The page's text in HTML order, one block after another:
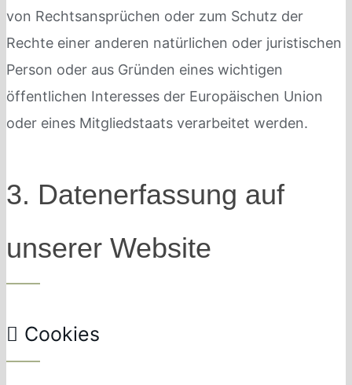
von Rechtsansprüchen oder zum Schutz der
Rechte einer anderen natürlichen oder juristischen
Person oder aus Gründen eines wichtigen
öffentlichen Interesses der Europäischen Union
oder eines Mitgliedstaats verarbeitet werden.
3. Datenerfassung auf
unserer Website
Cookies